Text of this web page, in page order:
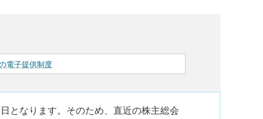
電子提供制度
となります。そのため、直近の株主総会